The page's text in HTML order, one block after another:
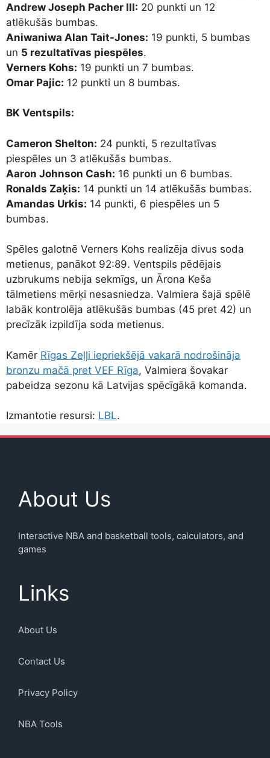
Andrew Joseph Pacher III: 20 punkti un 12
atlēkušās bumbas.
Aniwaniwa Alan Tait-Jones: 19 punkti, 5 bumbas
un 5 rezultatīvas piespēles.
Verners Kohs: 19 punkti un 7 bumbas.
Omar Pajic: 12 punkti un 8 bumbas.
BK Ventspils:
Cameron Shelton: 24 punkti, 5 rezultatīvas
piespēles un 3 atlēkušās bumbas.
Aaron Johnson Cash: 16 punkti un 6 bumbas.
Ronalds Zaķis: 14 punkti un 14 atlēkušās bumbas.
Amandas Urkis: 14 punkti, 6 piespēles un 5
bumbas.
Spēles galotnē Verners Kohs realizēja divus soda
metienus, panākot 92:89. Ventspils pēdējais
uzbrukums nebija sekmīgs, un Ārona Keša
tālmetiens mērķi nesasniedza. Valmiera šajā spēlē
labāk kontrolēja atlēkušās bumbas (45 pret 42) un
precīzāk izpildīja soda metienus.
Kamēr Rīgas Zeļļi iepriekšējā vakarā nodrošināja
bronzu mačā pret VEF Rīga, Valmiera šovakar
pabeidza sezonu kā Latvijas spēcīgākā komanda.
Izmantotie resursi: LBL.
About Us
Interactive NBA and basketball tools, calculators, and
games
Links
About Us
Contact Us
Privacy Policy
NBA Tools